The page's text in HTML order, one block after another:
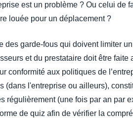
est un problème ? Ou celui de
louée pour un déplacement ?
des garde-fous qui doivent limiter
et du prestataire doit être
conformité aux politiques de
(dans l'entreprise ou ailleurs),
(une fois par an par
de quiz afin de vérifier la